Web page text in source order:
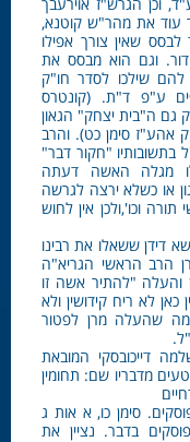
עוד את מהר"ש קוטנא,
שאין צורך אפילו
וגם הוא מבסס את
שילכו לסדר חו"ק
ע"פ ד"ת. (קונטרס
גם ה"בית יצחק" הגאון
אהע"ז סימן כט). והרב
בתשובותיו "חקור דבר"
מגלה האשה דעתה
או כשלא ירצה לגרשה
וכו',ולכן אין לחוש
דידן ששאלו את רבינו
הרב הראשי הגריא"ה
והעלה "להתיר אשה זו
לא ריח קידושין ולא
מה שהעלה מרן לפטור
דייכובסקי המובאת
להלן כמה קטעים מדבריו שם: תחומין
סימן כו, א אות ג
בדבר. נציין את